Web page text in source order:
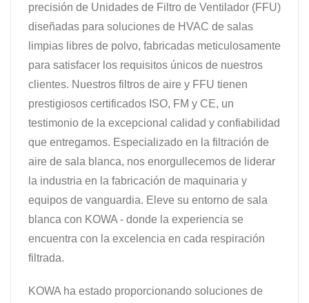
precisión de Unidades de Filtro de Ventilador (FFU)
diseñadas para soluciones de HVAC de salas
limpias libres de polvo, fabricadas meticulosamente
para satisfacer los requisitos únicos de nuestros
clientes. Nuestros filtros de aire y FFU tienen
prestigiosos certificados ISO, FM y CE, un
testimonio de la excepcional calidad y confiabilidad
que entregamos. Especializado en la filtración de
aire de sala blanca, nos enorgullecemos de liderar
la industria en la fabricación de maquinaria y
equipos de vanguardia. Eleve su entorno de sala
blanca con KOWA - donde la experiencia se
encuentra con la excelencia en cada respiración
filtrada.
KOWA ha estado proporcionando soluciones de